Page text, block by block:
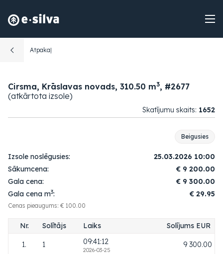
Atpakaļ
Cirsma, Krāslavas novads, 310.50 m3, #2677
(atkārtota izsole)
Skatījumu skaits: 1652
Beigusies
Izsole noslēgusies:
25.03.2026 10:00
Sākumcena:
€ 9 200.00
Gala cena:
€ 9 300.00
Gala cena m3: € 29.95
Cenas pieaugums: € 100.00
Nr. Solītājs Laiks Solījums EUR
1. 1 09:41:12
2026-03-25
9 300.00